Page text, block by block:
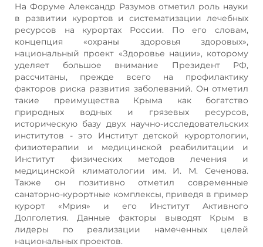
На Форуме Александр Разумов отметил роль науки
в развитии курортов и систематизации лечебных
ресурсов на курортах России. По его словам,
концепция «охраны здоровья здоровых»,
национальный проект «Здоровье нации», которому
уделяет большое внимание Президент РФ,
рассчитаны, прежде всего на профилактику
факторов риска развития заболеваний. Он отметил
такие преимущества Крыма как богатство
природных водных и грязевых ресурсов,
историческую базу двух научно-исследовательских
институтов - это Институт детской курортологии,
физиотерапии и медицинской реабилитации и
Институт физических методов лечения и
медицинской климатологии им. И. М. Сеченова.
Также он позитивно отметил современные
санаторно-курортные комплексы, приведя в пример
курорт «Мрия» и его Институт Активного
Долголетия. Данные факторы выводят Крым в
лидеры по реализации намеченных целей
национальных проектов.